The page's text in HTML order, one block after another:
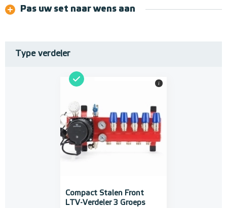
Pas uw set naar wens aan
Type verdeler
Compact Stalen Front
LTV-Verdeler 3 Groeps
i